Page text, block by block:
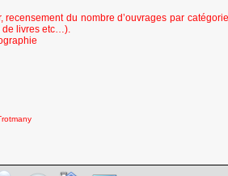
recensement du nombre d’ouvrages par
de livres etc…).